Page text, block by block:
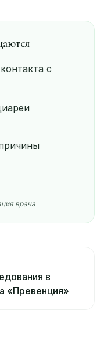
с
врача
в
«Превенция»